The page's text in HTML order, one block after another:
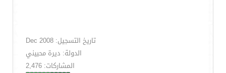
تاريخ التسجيل: Dec 2008
الدولة: ديرة محبيني
المشاركات: 2,476